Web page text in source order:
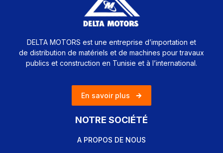
DELTA MOTORS est une entreprise d’importation et
de distribution de matériels et de machines pour travaux
publics et construction en Tunisie et à l’international.
En savoir plus
NOTRE SOCIÉTÉ
A PROPOS DE NOUS